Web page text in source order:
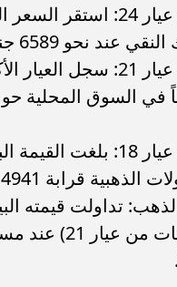
جرام الذهب عيار 24: استقر
عند نحو 6589 جنيهاً.
جرام الذهب عيار 21: سجل العيار
في السوق المحلية
جرام الذهب عيار 18: بلغت
قرابة 4941 جنيهاً.
تداولت قيمته
(وزن 8 جرامات من عيار